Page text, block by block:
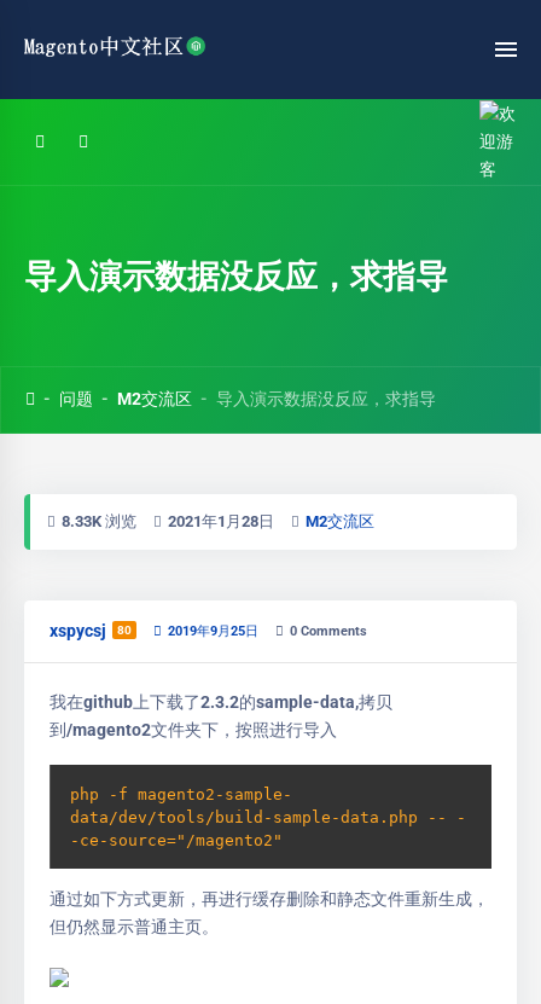
导入演示数据没反应，求指导
问题 M2交流区 导入演示数据没反应，求指导
8.33K 浏览 2021年1月28日 M2交流区
xspycsj 80 2019年9月25日 0 Comments
我在github上下载了2.3.2的sample-data,拷贝
到/magento2文件夹下，按照进行导入
php -f magento2-sample-
data/dev/tools/build-sample-data.php -- -
-ce-source="/magento2"
通过如下方式更新，再进行缓存删除和静态文件重新生成，
但仍然显示普通主页。